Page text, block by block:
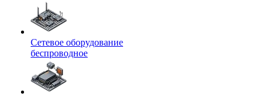
Сетевое оборудование
беспроводное